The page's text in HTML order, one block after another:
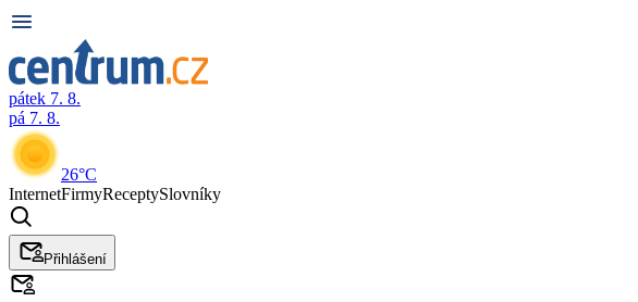
pátek 7. 8.
pá 7. 8.
26°C
InternetFirmyReceptySlovníky
Přihlášení